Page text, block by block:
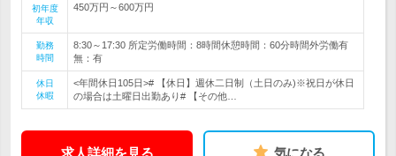
初年度
年収
450万円～600万円
勤務
時間
8:30～17:30 所定労働時間：8時間休憩時間：60分時間外労働有
無：有
休日
休暇
<年間休日105日># 【休日】週休二日制（土日のみ)※祝日が休日
の場合は土曜日出勤あり# 【その他…
求人詳細を見る 気になる